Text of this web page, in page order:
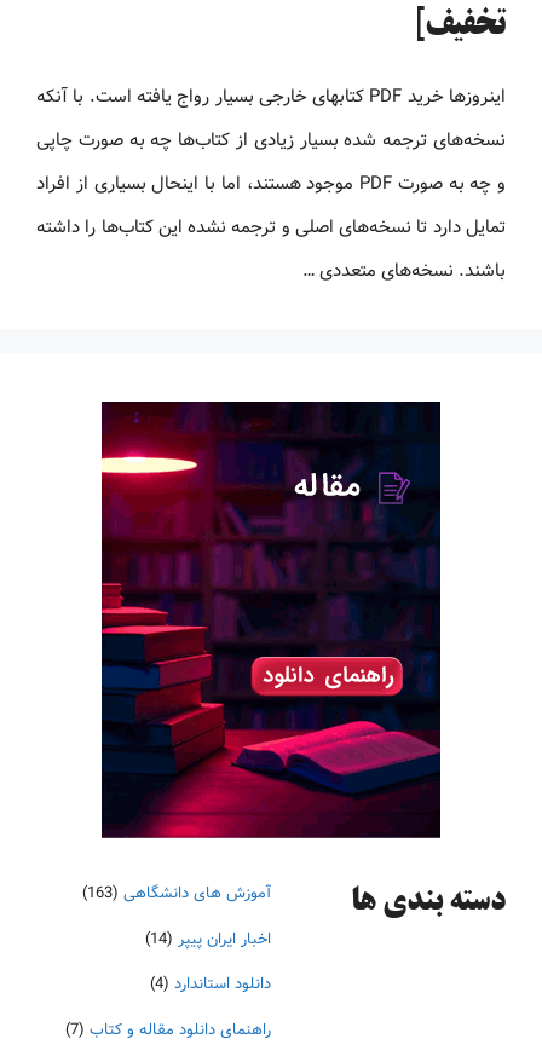
تخفیف]
اینروزها خرید PDF کتاب‎های خارجی بسیار رواج یافته است. با آنکه
نسخه‌های ترجمه شده بسیار زیادی از کتاب‌ها چه به صورت چاپی
و چه به صورت PDF موجود هستند، اما با اینحال بسیاری از افراد
تمایل دارد تا نسخه‌های اصلی و ترجمه نشده این کتاب‌ها را داشته
باشند. نسخه‌های متعددی …
دسته‌ بندی ها آموزش های دانشگاهی (163)
اخبار ایران پیپر (14)
دانلود استاندارد (4)
راهنمای دانلود مقاله و کتاب (7)